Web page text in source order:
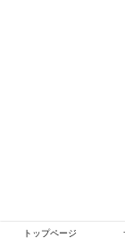
トップページ